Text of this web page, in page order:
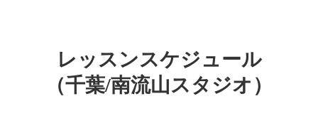
レッスンスケジュール
（千葉/南流山スタジオ）